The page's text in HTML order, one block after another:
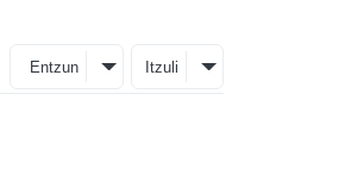
Entzun Itzuli